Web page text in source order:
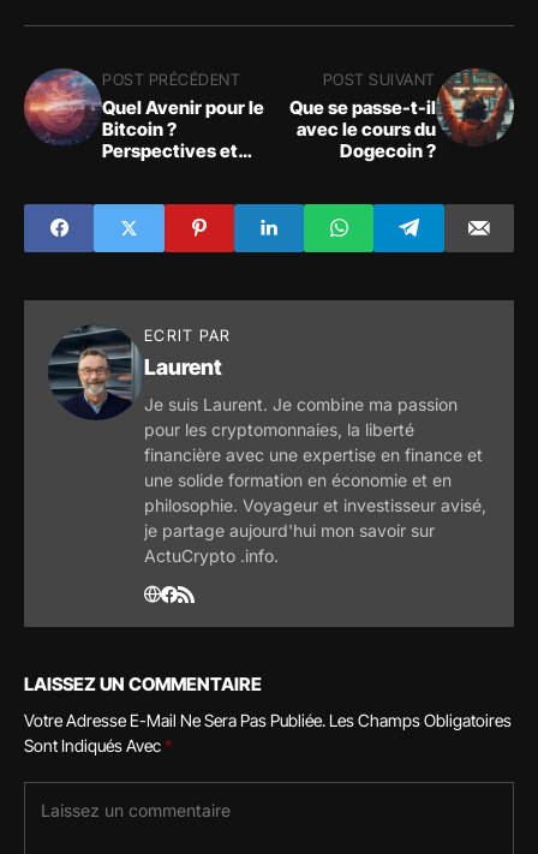
POST PRÉCÉDENT
Quel Avenir pour le
Bitcoin ?
Perspectives et
POST SUIVANT
Que se passe-t-il
avec le cours du
Dogecoin ?
ECRIT PAR
Laurent
Je suis Laurent. Je combine ma passion
pour les cryptomonnaies, la liberté
financière avec une expertise en finance et
une solide formation en économie et en
philosophie. Voyageur et investisseur avisé,
je partage aujourd'hui mon savoir sur
ActuCrypto .info.
LAISSEZ UN COMMENTAIRE
Votre Adresse E-Mail Ne Sera Pas Publiée. Les Champs Obligatoires
Sont Indiqués Avec*